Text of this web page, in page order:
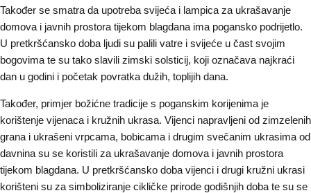
Također se smatra da upotreba svijeća i lampica za ukrašavanje
domova i javnih prostora tijekom blagdana ima pogansko podrijetlo.
U pretkršćansko doba ljudi su palili vatre i svijeće u čast svojim
bogovima te su tako slavili zimski solsticij, koji označava najkraći
dan u godini i početak povratka dužih, toplijih dana.
Također, primjer božićne tradicije s poganskim korijenima je
korištenje vijenaca i kružnih ukrasa. Vijenci napravljeni od zimzelenih
grana i ukrašeni vrpcama, bobicama i drugim svečanim ukrasima od
davnina su se koristili za ukrašavanje domova i javnih prostora
tijekom blagdana. U pretkršćansko doba vijenci i drugi kružni ukrasi
korišteni su za simboliziranje cikličke prirode godišnjih doba te su se